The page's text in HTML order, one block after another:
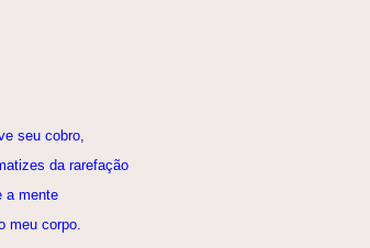
seu cobro,
da rarefação
a mente
meu corpo.